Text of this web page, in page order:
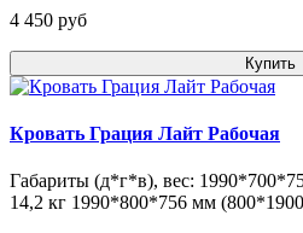
4 450 pуб
Купить
Кровать Грация Лайт Рабочая
Габариты (д*г*в), вес:
14,2 кг 1990*800*756 мм